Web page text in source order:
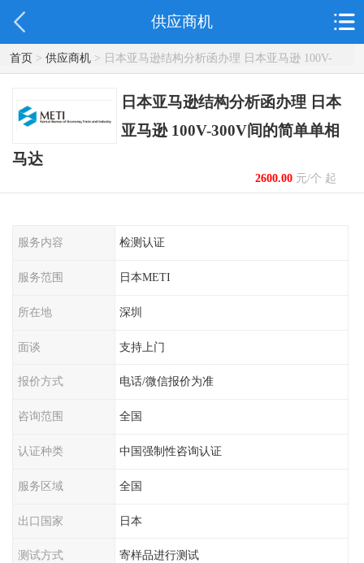
供应商机
首页> 供应商机> 日本亚马逊结构分析函办理 日本亚马逊 100V-
300V间的简单单相马达
日本亚马逊结构分析函办理 日本
亚马逊 100V-300V间的简单单相
马达
2600.00元/个 起
服务内容 检测认证
服务范围 日本METI
所在地 深圳
面谈 支持上门
报价方式 电话/微信报价为准
咨询范围 全国
认证种类 中国强制性咨询认证
服务区域 全国
出口国家 日本
测试方式 寄样品进行测试